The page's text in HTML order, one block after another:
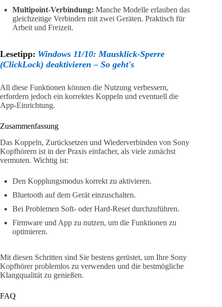
Multipoint-Verbindung: Manche Modelle erlauben das
gleichzeitige Verbinden mit zwei Geräten. Praktisch für
Arbeit und Freizeit.
Lesetipp: Windows 11/10: Mausklick-Sperre
(ClickLock) deaktivieren – So geht's
All diese Funktionen können die Nutzung verbessern,
erfordern jedoch ein korrektes Koppeln und eventuell die
App-Einrichtung.
Zusammenfassung
Das Koppeln, Zurücksetzen und Wiederverbinden von Sony
Kopfhörern ist in der Praxis einfacher, als viele zunächst
vermuten. Wichtig ist:
Den Kopplungsmodus korrekt zu aktivieren.
Bluetooth auf dem Gerät einzuschalten.
Bei Problemen Soft- oder Hard-Reset durchzuführen.
Firmware und App zu nutzen, um die Funktionen zu
optimieren.
Mit diesen Schritten sind Sie bestens gerüstet, um Ihre Sony
Kopfhörer problemlos zu verwenden und die bestmögliche
Klangqualität zu genießen.
FAQ